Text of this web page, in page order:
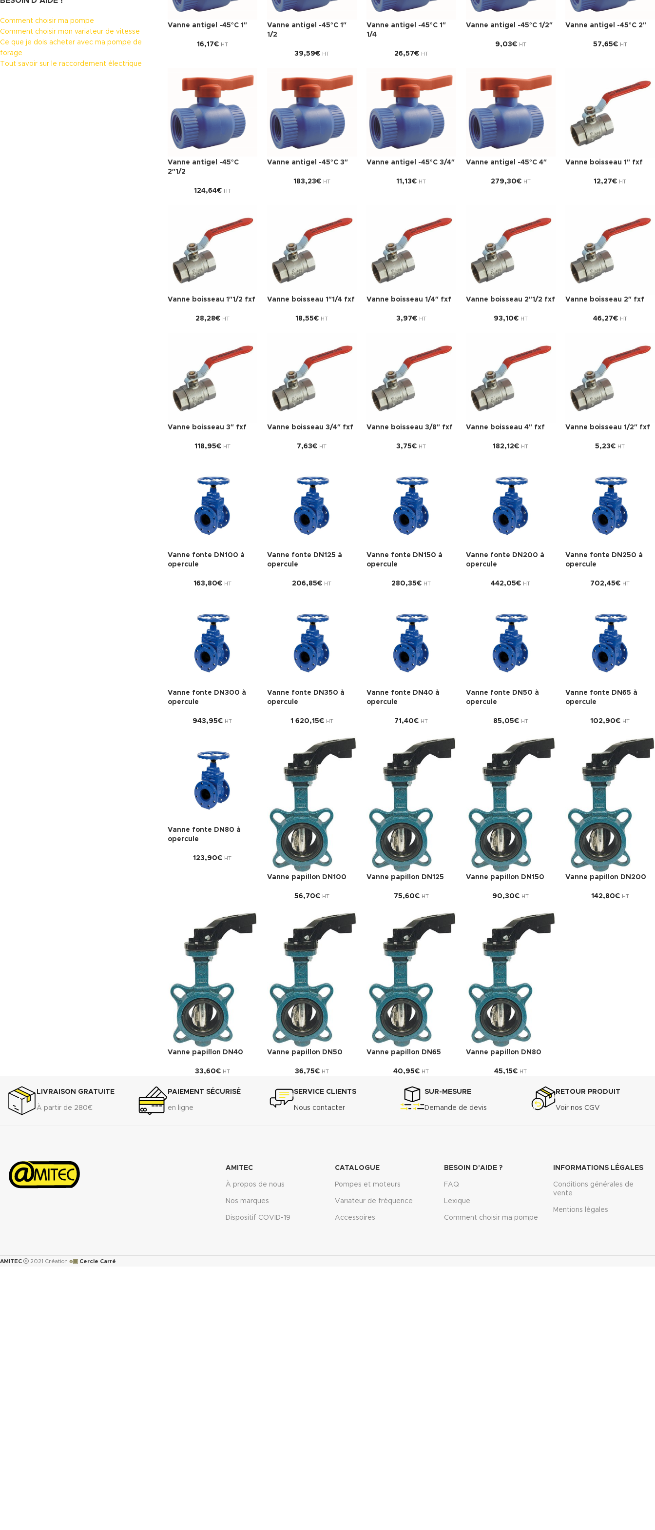
Comment choisir ma pompe
Comment choisir mon variateur de vitesse
Ce que je dois acheter avec ma pompe de
forage
Tout savoir sur le raccordement électrique
Vanne antigel -45°C 1″
16,17€ HT
Vanne antigel -45°C 1″
1/2
39,59€ HT
Vanne antigel -45°C 1″
1/4
26,57€ HT
Vanne antigel -45°C 1/2″
9,03€ HT
Vanne antigel -45°C 2″
57,65€ HT
Vanne antigel -45°C
2″1/2
124,64€ HT
Vanne antigel -45°C 3″
183,23€ HT
Vanne antigel -45°C 3/4″
11,13€ HT
Vanne antigel -45°C 4″
279,30€ HT
Vanne boisseau 1″ fxf
12,27€ HT
Vanne boisseau 1″1/2 fxf
28,28€ HT
Vanne boisseau 1″1/4 fxf
18,55€ HT
Vanne boisseau 1/4″ fxf
3,97€ HT
Vanne boisseau 2″1/2 fxf
93,10€ HT
Vanne boisseau 2″ fxf
46,27€ HT
Vanne boisseau 3″ fxf
118,95€ HT
Vanne boisseau 3/4″ fxf
7,63€ HT
Vanne boisseau 3/8″ fxf
3,75€ HT
Vanne boisseau 4″ fxf
182,12€ HT
Vanne boisseau 1/2″ fxf
5,23€ HT
Vanne fonte DN100 à
opercule
163,80€ HT
Vanne fonte DN125 à
opercule
206,85€ HT
Vanne fonte DN150 à
opercule
280,35€ HT
Vanne fonte DN200 à
opercule
442,05€ HT
Vanne fonte DN250 à
opercule
702,45€ HT
Vanne fonte DN300 à
opercule
943,95€ HT
Vanne fonte DN350 à
opercule
1 620,15€ HT
Vanne fonte DN40 à
opercule
71,40€ HT
Vanne fonte DN50 à
opercule
85,05€ HT
Vanne fonte DN65 à
opercule
102,90€ HT
Vanne fonte DN80 à
opercule
123,90€ HT
Vanne papillon DN100
56,70€ HT
Vanne papillon DN125
75,60€ HT
Vanne papillon DN150
90,30€ HT
Vanne papillon DN200
142,80€ HT
Vanne papillon DN40
33,60€ HT
Vanne papillon DN50
36,75€ HT
Vanne papillon DN65
40,95€ HT
Vanne papillon DN80
45,15€ HT
LIVRAISON GRATUITE
À partir de 280€
PAIEMENT SÉCURISÉ
en ligne
SERVICE CLIENTS
Nous contacter
SUR-MESURE
Demande de devis
RETOUR PRODUIT
Voir nos CGV
AMITEC
À propos de nous
Nos marques
Dispositif COVID-19
CATALOGUE
Pompes et moteurs
Variateur de fréquence
Accessoires
BESOIN D'AIDE ?
FAQ
Lexique
Comment choisir ma pompe
INFORMATIONS LÉGALES
Conditions générales de
vente
Mentions légales
AMITEC 2021 Création ๏▣ Cercle Carré